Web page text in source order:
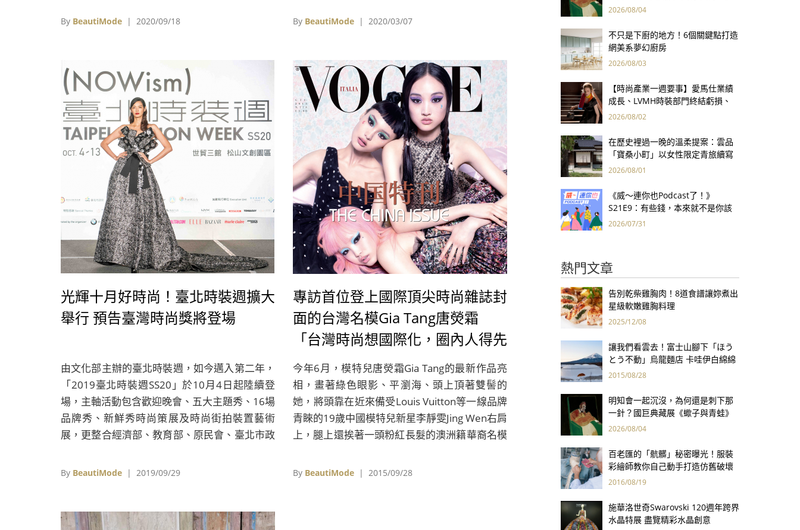
透過鏡頭觀看另一種視角的伸展台，訴說虛擬與
By BeautiMode | 2020/09/18
了新任總編輯，對編輯的風格與內容進行變革，
By BeautiMode | 2020/03/07
光輝十月好時尚！臺北時裝週擴大
舉行 預告臺灣時尚獎將登場
由文化部主辦的臺北時裝週，如今邁入第二年，
「2019臺北時裝週SS20」於10月4日起陸續登
場，主軸活動包含歡迎晚會、五大主題秀、16場
品牌秀、新鮮秀時尚策展及時尚街拍裝置藝術
展，更整合經濟部、教育部、原民會、臺北市政
文化的元素，讓在地文化與國際接軌，更呈現出
By BeautiMode | 2019/09/29
專訪首位登上國際頂尖時尚雜誌封
面的台灣名模Gia Tang唐熒霜
「台灣時尚想國際化，圈內人得先
團結」
今年6月，模特兒唐熒霜Gia Tang的最新作品亮
相，畫著綠色眼影、平瀏海、頭上頂著雙髻的
她，將頭靠在近來備受Louis Vuitton等一線品牌
青睞的19歲中國模特兒新星李靜雯Jing Wen右肩
上，腿上還挨著一頭粉紅長髮的澳洲籍華裔名模
時尚刊物的封面人物，過去在台灣遭逢各式信心
By BeautiMode | 2015/09/28
用66件名作拷問人性
2026/08/04
不只是下廚的地方！6個關鍵點打造
網美系夢幻廚房
2026/08/03
【時尚產業一週要事】愛馬仕業績
成長、LVMH時裝部門終結虧損、
Kering轉型策略初現成效、Prada
2026/08/02
在歷史裡過一晚的溫柔提案：雲品
「寶桑小町」以女性限定青旅續寫
台東老屋記憶
2026/08/01
《威～連你也Podcast了！》
S21E9：有些錢，本來就不是你該
賺的——讀《一個投機者的告白》
2026/07/31
熱門文章
告別乾柴雞胸肉！8道食譜讓妳煮出
星級軟嫩雞胸料理
2025/12/08
讓我們看雲去！富士山腳下「ほう
とう不動」烏龍麵店 卡哇伊白綿綿
造型療癒你的心
2015/08/28
明知會一起沉沒，為何還是刺下那
一針？國巨典藏展《蠍子與青蛙》
用66件名作拷問人性
2026/08/04
百老匯的「骯髒」秘密曝光！服裝
彩繪師教你自己動手打造仿舊破壞
感服飾
2016/08/19
施華洛世奇Swarovski 120週年跨界
水晶特展 盡覽精彩水晶創意